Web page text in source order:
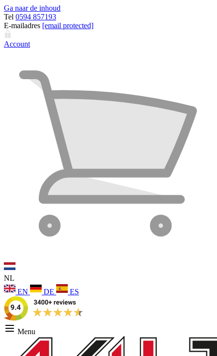
Ga naar de inhoud
Tel 0594 857193
E-mailadres [email protected]
Account
NL
EN
DE ES
Menu